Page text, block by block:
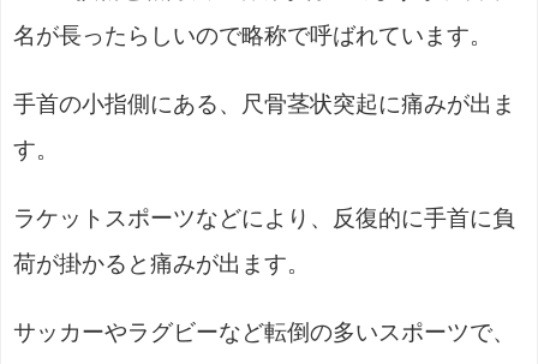
名が長ったらしいので略称で呼ばれています。
手首の小指側にある、尺骨茎状突起に痛みが出ま
す。
ラケットスポーツなどにより、反復的に手首に負
荷が掛かると痛みが出ます。
サッカーやラグビーなど転倒の多いスポーツで、